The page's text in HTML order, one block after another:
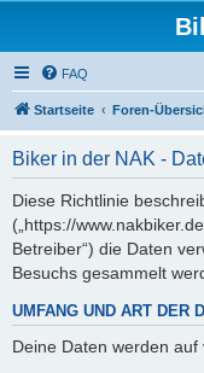
FAQ
Startseite Foren-
Biker in der NAK -
Diese Richtlinie
(„https://
Betreiber“) die Daten
Besuchs gesammelt
UMFANG UND ART DER
Deine Daten werden